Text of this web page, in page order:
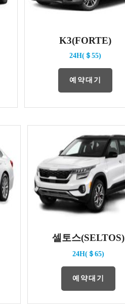
K3(FORTE)
24H(＄55)
예약대기
셀토스(SELTOS)
24H(＄65)
예약대기